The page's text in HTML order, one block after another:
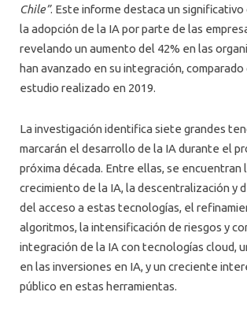
Chile”. Este informe destaca un
la adopción de la IA por parte de las
revelando un aumento del 42% en las
han avanzado en su integración,
estudio realizado en 2019.
La investigación identifica siete grandes
marcarán el desarrollo de la IA durante el
próxima década. Entre ellas, se encuentran
crecimiento de la IA, la descentralización y
del acceso a estas tecnologías, el
algoritmos, la intensificación de riesgos y
integración de la IA con tecnologías cloud,
en las inversiones en IA, y un creciente
público en estas herramientas.